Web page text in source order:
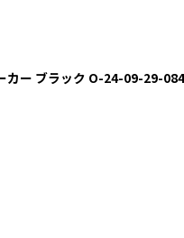
カー ブラック O-24-09-29-